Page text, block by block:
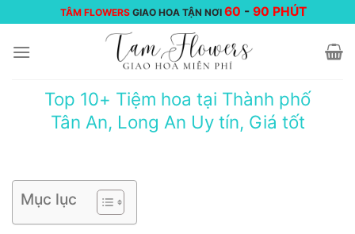
đến
nội
TÂM FLOWERS GIAO HOA TẬN NƠI 60 -90 PHÚT
Top 10+ Tiệm hoa tại Thành phố
Tân An, Long An Uy tín, Giá tốt
Mục lục